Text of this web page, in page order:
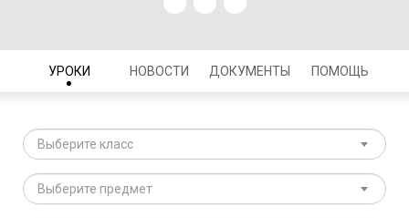
УРОКИ НОВОСТИ ДОКУМЕНТЫ ПОМОЩЬ
Выберите класс
Выберите предмет